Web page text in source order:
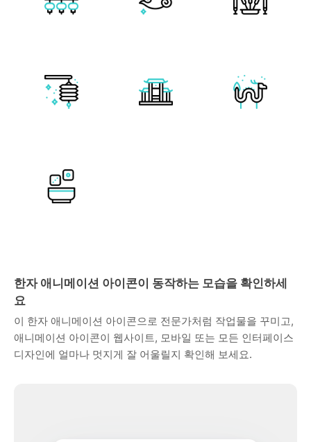
한자 애니메이션 아이콘이 동작하는 모습을 확인하세
요
이 한자 애니메이션 아이콘으로 전문가처럼 작업물을 꾸미고,
애니메이션 아이콘이 웹사이트, 모바일 또는 모든 인터페이스
디자인에 얼마나 멋지게 잘 어울릴지 확인해 보세요.